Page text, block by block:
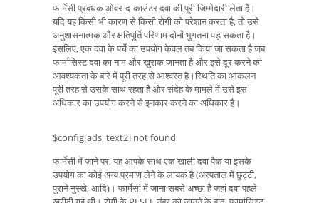
फार्मेसी प्रबंधक ओवर-द-काउंटर दवा की पूरी जिम्मेदारी लेता है।
यदि यह किसी भी कारण से किसी रोगी को परेशान करता है, तो उसे
अनुशासनात्मक और क्षतिपूर्ति परिणाम दोनों भुगतना पड़ सकता है।
इसलिए, एक दवा के पर्चे का उपयोग केवल तब किया जा सकता है जब
फार्मासिस्ट दवा का नाम और खुराक जानता है और इसे दूर करने की
आवश्यकता के बारे में पूरी तरह से आश्वस्त है।स्थिति का आकलन
पूरी तरह से उसके साथ रहता है और संदेह के मामले में उसे इस
अधिकार का उपयोग करने से इनकार करने का अधिकार है।
$config[ads_text2] not found
फार्मेसी में जाने पर, यह आपके साथ एक खाली दवा पैक या इसके
उपयोग का कोई अन्य प्रमाण लेने के लायक है (अस्पताल में छुट्टी,
पुराने नुस्खे, आदि)। फार्मेसी में जाना सबसे अच्छा है जहां दवा पहले